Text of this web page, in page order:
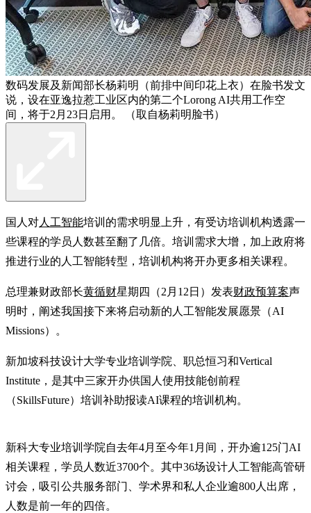
数码发展及新闻部长杨莉明（前排中间印花上衣）在脸书发文
说，设在亚逸拉惹工业区内的第二个Lorong AI共用工作空
间，将于2月23日启用。 （取自杨莉明脸书）
国人对人工智能培训的需求明显上升，有受访培训机构透露一
些课程的学员人数甚至翻了几倍。培训需求大增，加上政府将
推进行业的人工智能转型，培训机构将开办更多相关课程。
总理兼财政部长黄循财星期四（2月12日）发表财政预算案声
明时，阐述我国接下来将启动新的人工智能发展愿景（AI
Missions）。
新加坡科技设计大学专业培训学院、职总恒习和Vertical
Institute，是其中三家开办供国人使用技能创前程
（SkillsFuture）培训补助报读AI课程的培训机构。
新科大专业培训学院自去年4月至今年1月间，开办逾125门AI
相关课程，学员人数近3700个。其中36场设计人工智能高管研
讨会，吸引公共服务部门、学术界和私人企业逾800人出席，
人数是前一年的四倍。